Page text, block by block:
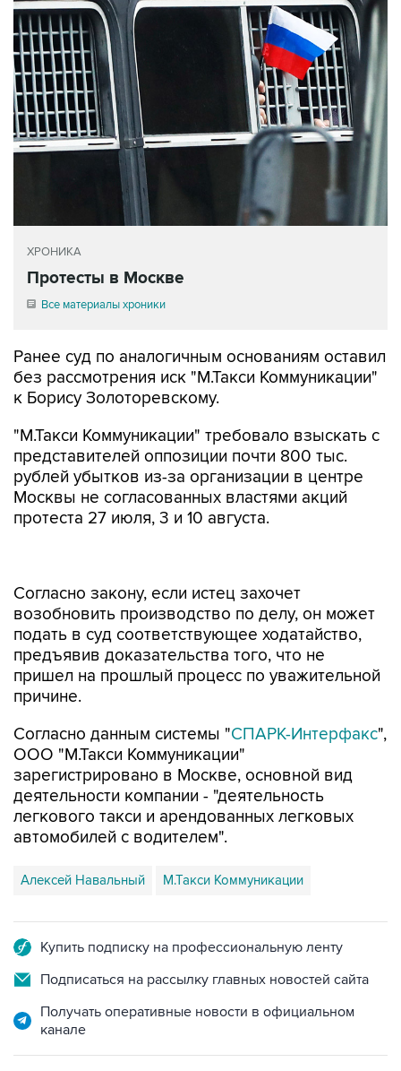
ХРОНИКА
Протесты в Москве
Все материалы хроники
Ранее суд по аналогичным основаниям оставил
без рассмотрения иск "М.Такси Коммуникации"
к Борису Золоторевскому.
"М.Такси Коммуникации" требовало взыскать с
представителей оппозиции почти 800 тыс.
рублей убытков из-за организации в центре
Москвы не согласованных властями акций
протеста 27 июля, 3 и 10 августа.
подать в суд соответствующее ходатайство,
предъявив доказательства того, что не
пришел на прошлый процесс по уважительной
причине.
Согласно данным системы "
зарегистрировано в Москве, основной вид
деятельности компании - "деятельность
легкового такси и арендованных легковых
автомобилей с водителем".
Алексей Навальный М.Такси Коммуникации
Подписаться на рассылку главных новостей сайта
Получать оперативные новости в официальном
канале
НОВОСТИ ПО ТЕМЕ